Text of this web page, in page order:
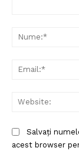
Salvați
acest browser